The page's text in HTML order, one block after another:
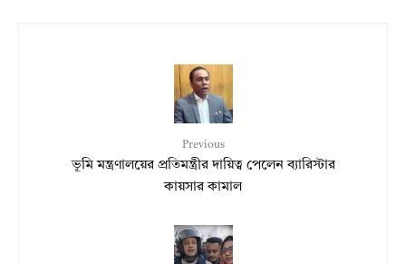
Previous
ভূমি মন্ত্রণালয়ের প্রতিমন্ত্রীর দায়িত্ব পেলেন ব্যারিস্টার
কায়সার কামাল